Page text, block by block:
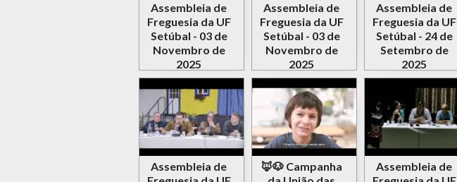
Assembleia de
Freguesia da UF
Setúbal - 03 de
Novembro de
2025
Assembleia de
Freguesia da UF
Setúbal - 03 de
Novembro de
2025
Assembleia de
Freguesia da UF
Setúbal - 24 de
Setembro de
2025
Assembleia de
🦊🐶 Campanha
Assembleia de